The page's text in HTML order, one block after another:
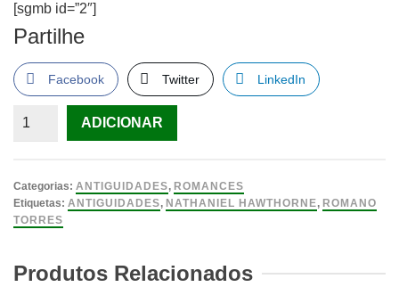
[sgmb id=”2″]
Partilhe
Facebook Twitter LinkedIn
Quantidade
dama
velada
de
Hawthorne
ADICIONAR
Categorias: ANTIGUIDADES, ROMANCES
Etiquetas: ANTIGUIDADES, NATHANIEL HAWTHORNE, ROMANO
TORRES
Produtos Relacionados